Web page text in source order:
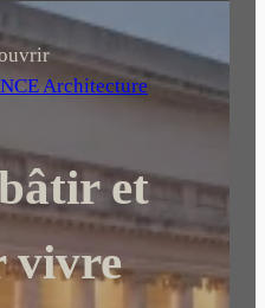
Architecture
et
vivre